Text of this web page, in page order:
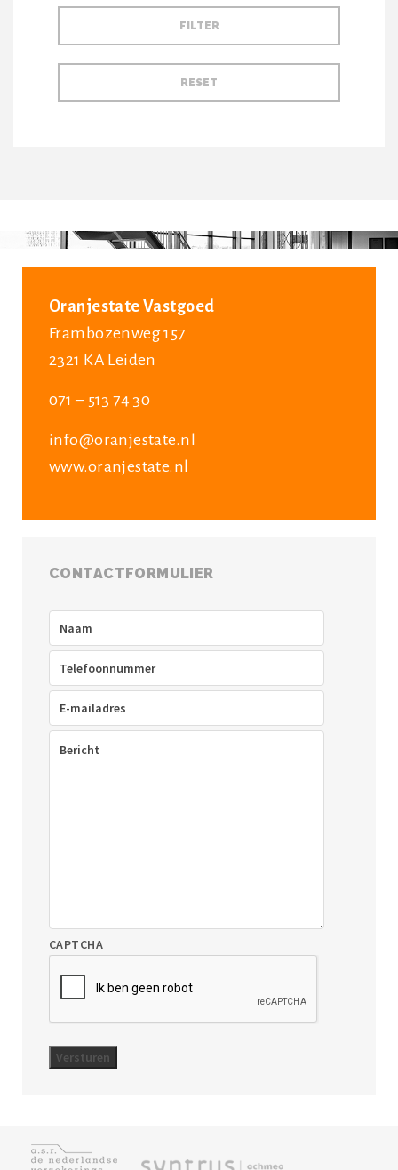
Oranjestate Vastgoed
Frambozenweg 157
2321 KA Leiden
071 – 513 74 30
info@oranjestate.nl
www.oranjestate.nl
CONTACTFORMULIER
Telefoon
mailadres(Vereist)
CAPTCHA